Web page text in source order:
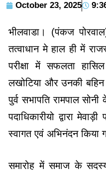
October 23, 2025
भीलवाडा। (पंकज
तत्वाधान मे हाल ही में
परीक्षा में सफलता
लखोटिया और उनकी बहिन
पुर्व सभापति रामपाल
पदाधिकारीयो द्वारा
स्वागत एवं अभिनंदन किया
समारोह में समाज के